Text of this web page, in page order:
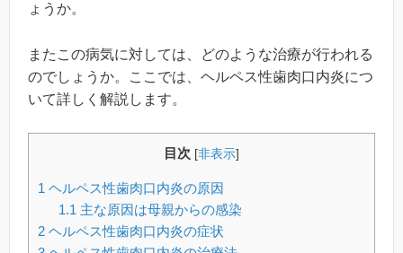
ょうか。
またこの病気に対しては、どのような治療が行われる
のでしょうか。ここでは、ヘルペス性歯肉口内炎につ
いて詳しく解説します。
目次 [非表示]
1 ヘルペス性歯肉口内炎の原因
1.1 主な原因は母親からの感染
2 ヘルペス性歯肉口内炎の症状